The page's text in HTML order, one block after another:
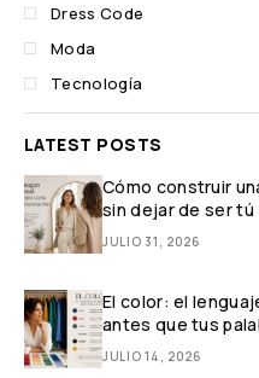
Dress Code
Moda
Tecnología
LATEST POSTS
Cómo construir
sin dejar de ser tú
JULIO 31, 2026
El color: el
antes que tus
JULIO 14, 2026